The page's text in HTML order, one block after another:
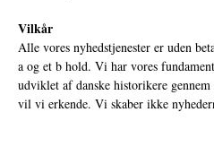
Vilkår
Alle vores nyhedstjenester er uden
a og et b hold. Vi har vores
udviklet af danske historikere
vil vi erkende. Vi skaber ikke